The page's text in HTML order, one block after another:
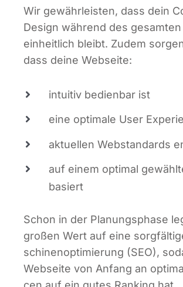
Wir gewähr­leis­ten, dass dein
Design wäh­rend des
ein­heit­lich bleibt. Zudem
dass dei­ne Webseite:
intui­tiv bedien­bar ist
eine opti­ma­le User
aktu­el­len Web­stan­dards
auf einem opti­mal
basiert
Schon in der Pla­nungs­pha­se
gro­ßen Wert auf eine
schi­nen­op­ti­mie­rung (SEO),
Web­sei­te von Anfang an